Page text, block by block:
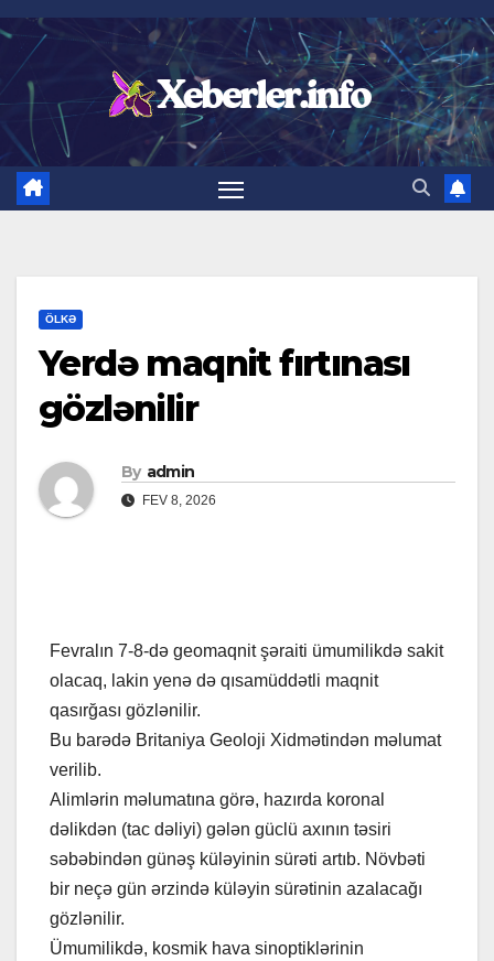
Skip
content
ÖLKƏ
Yerdə maqnit fırtınası
gözlənilir
By admin
FEV 8, 2026
Fevralın 7-8-də geomaqnit şəraiti ümumilikdə sakit
olacaq, lakin yenə də qısamüddətli maqnit
qasırğası gözlənilir.
Bu barədə Britaniya Geoloji Xidmətindən məlumat
verilib.
Alimlərin məlumatına görə, hazırda koronal
dəlikdən (tac dəliyi) gələn güclü axının təsiri
səbəbindən günəş küləyinin sürəti artıb. Növbəti
bir neçə gün ərzində küləyin sürətinin azalacağı
gözlənilir.
Ümumilikdə, kosmik hava sinoptiklərinin